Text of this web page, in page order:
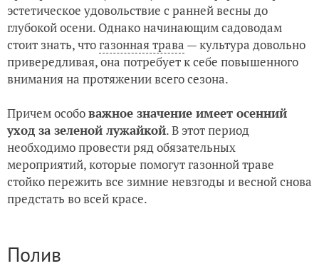
эстетическое удовольствие с ранней весны до
глубокой осени. Однако начинающим садоводам
стоит знать, чтогазонная трава — культура довольно
привередливая, она потребует к себе повышенного
внимания на протяжении всего сезона.
Причем особоважное значение имеет осенний
уход за зеленой лужайкой. В этот период
необходимо провести ряд обязательных
мероприятий, которые помогут газонной траве
стойко пережить все зимние невзгоды и весной снова
предстать во всей красе.
Полив